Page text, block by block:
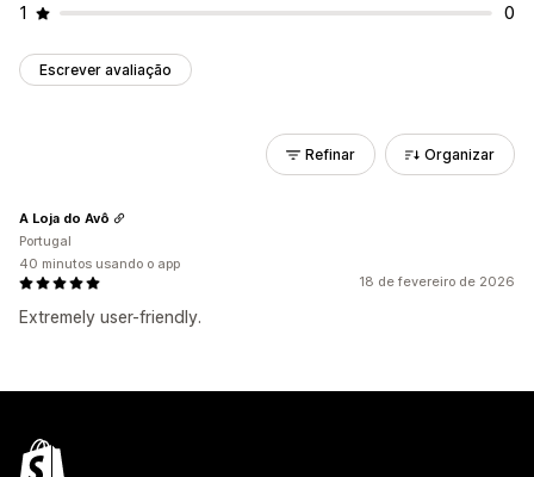
1 0
Escrever avaliação
Refinar Organizar
18 de fevereiro de 2026
Extremely user-friendly.
A Loja do Avô
Portugal
40 minutos usando o app